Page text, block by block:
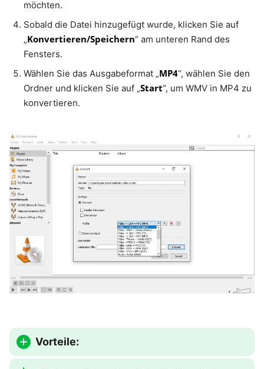
möchten.
Sobald die Datei hinzugefügt wurde, klicken Sie auf
„Konvertieren/Speichern“ am unteren Rand des
Fensters.
Wählen Sie das Ausgabeformat „MP4“, wählen Sie den
Ordner und klicken Sie auf „Start“, um WMV in MP4 zu
konvertieren.
Vorteile: